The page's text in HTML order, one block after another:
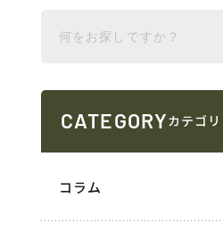
CATEGORYカテゴ
コラム